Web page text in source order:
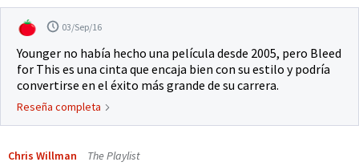
03/Sep/16
Younger no había hecho una película desde 2005, pero Bleed
for This es una cinta que encaja bien con su estilo y podría
convertirse en el éxito más grande de su carrera.
Reseña completa
Chris Willman The Playlist